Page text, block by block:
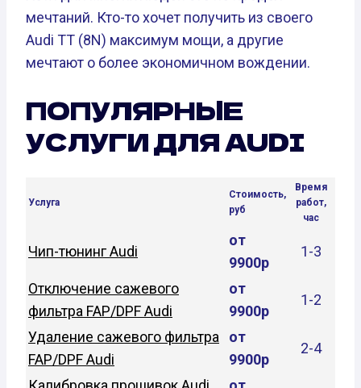
мечтаний. Кто-то хочет получить из своего
Audi TT (8N) максимум мощи, а другие
мечтают о более экономичном вождении.
ПОПУЛЯРНЫЕ
УСЛУГИ ДЛЯ AUDI
Услуга
Стоимость,
руб
Время
работ,
час
Чип-тюнинг Audi
от
9900р
1-3
Отключение сажевого
фильтра FAP/DPF Audi
от
9900р
1-2
Удаление сажевого фильтра
FAP/DPF Audi
от
9900р
2-4